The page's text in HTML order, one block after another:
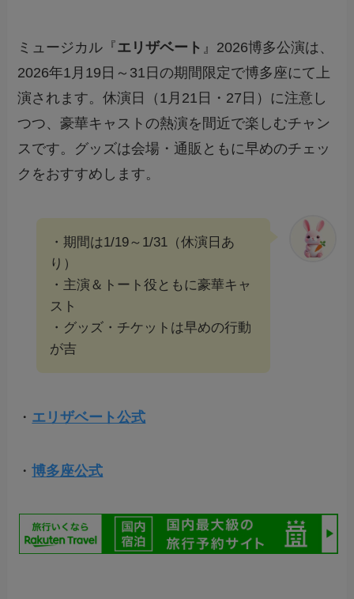
ミュージカル『エリザベート 』2026博多公演は、
2026年1月19日～31日の期間限定で博多座にて上
演されます。休演日（1月21日・27日）に注意し
つつ、豪華キャストの熱演を間近で楽しむチャン
スです。グッズは会場・通販ともに早めのチェッ
クをおすすめします。
・期間は1/19～1/31（休演日あ
り）
・主演＆トート役ともに豪華キャ
スト
・グッズ・チケットは早めの行動
が吉
・ エリザベート公式
・博多座公式